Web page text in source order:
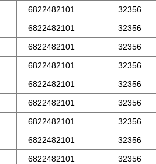
6822482101
32356
6822482101
32356
6822482101
32356
6822482101
32356
6822482101
32356
6822482101
32356
6822482101
32356
6822482101
32356
6822482101
32356